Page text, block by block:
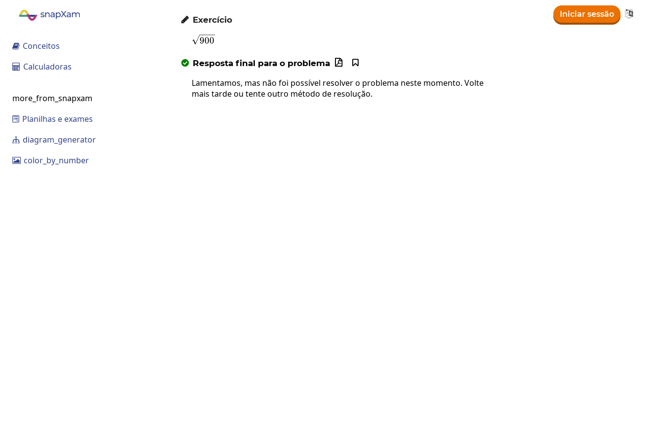
Iniciar sessão 
 Conceitos
 Calculadoras
more_from_snapxam
 Planilhas e exames
 diagram_generator
 color_by_number
 Exercício
\sqrt{900}
900
 Resposta final para o problema 

Lamentamos, mas não foi possível resolver o problema neste momento. Volte
mais tarde ou tente outro método de resolução.